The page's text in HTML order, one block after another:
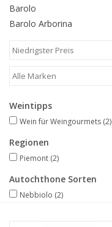
Barolo
Barolo Arborina
Weintipps
Wein für Weingourmets (2)
Regionen
Piemont (2)
Autochthone Sorten
Nebbiolo (2)